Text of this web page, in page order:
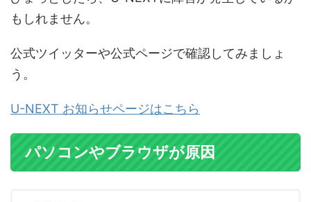
もしれません。
公式ツイッターや公式ページで確認してみましょ
う。
U-NEXT お知らせページはこちら
パソコンやブラウザが原因